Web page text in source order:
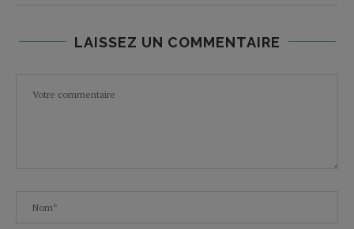
LAISSEZ UN COMMENTAIRE